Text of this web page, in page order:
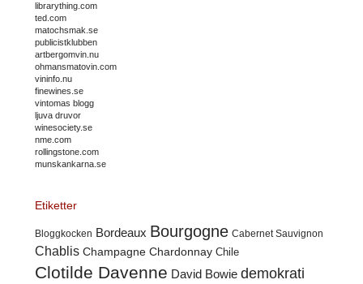
librarything.com
ted.com
matochsmak.se
publicistklubben
artbergomvin.nu
ohmansmatovin.com
vininfo.nu
finewines.se
vintomas blogg
ljuva druvor
winesociety.se
nme.com
rollingstone.com
munskankarna.se
Etiketter
Bloggkocken Bordeaux Bourgogne Cabernet Sauvignon
Chablis Champagne Chardonnay Chile
Clotilde Davenne David Bowie demokrati